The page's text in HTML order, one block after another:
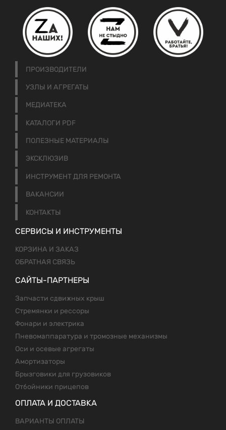
ПРОИЗВОДИТЕЛИ
УЗЛЫ И АГРЕГАТЫ
МЕДИАТЕКА
КАТАЛОГИ PDF
ПОЛЕЗНЫЕ МАТЕРИАЛЫ
ЭКСКЛЮЗИВ
ИНСТРУМЕНТ ДЛЯ РЕМОНТА
ВАКАНСИИ
КОНТАКТЫ
СЕРВИСЫ И ИНСТРУМЕНТЫ
КОРЗИНА И ЗАКАЗ
ОБРАТНАЯ СВЯЗЬ
САЙТЫ-ПАРТНЕРЫ
Запчасти сдвижных крыш
Стремянки и рессоры
Фонари и электрика
Пневомаппаратура и тромозные механизмы
Оси и осевые агрегаты
Амортизаторы
Брызговики для грузовиков
Отбойники прицепов
ОПЛАТА И ДОСТАВКА
ВАРИАНТЫ ОПЛАТЫ